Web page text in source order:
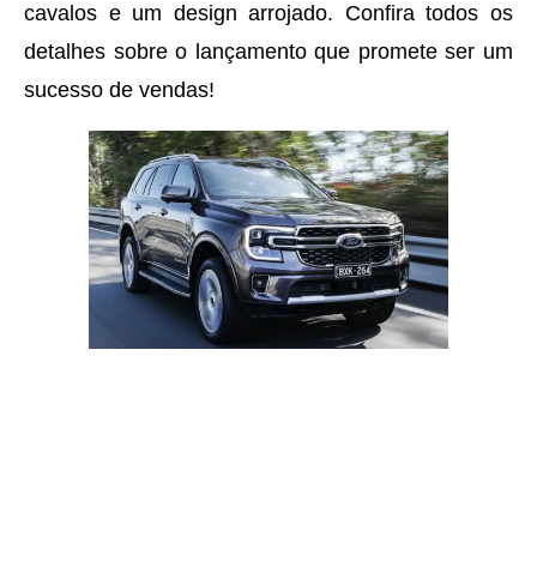
cavalos e um design arrojado. Confira todos os
detalhes sobre o lançamento que promete ser um
sucesso de vendas!